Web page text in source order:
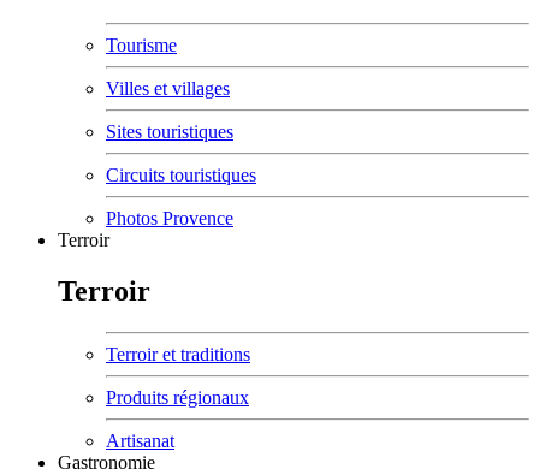
Tourisme
Villes et villages
Sites touristiques
Circuits touristiques
Photos Provence
Terroir
Terroir
Terroir et traditions
Produits régionaux
Artisanat
Gastronomie